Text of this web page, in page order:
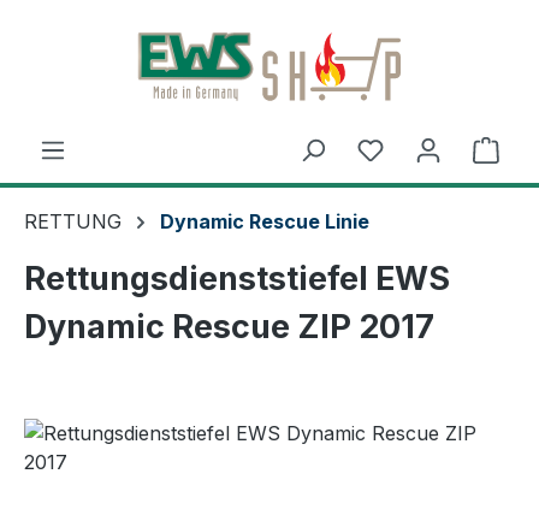
Zum Hauptinhalt springen
RETTUNG Dynamic Rescue Linie
Rettungsdienststiefel EWS
Dynamic Rescue ZIP 2017